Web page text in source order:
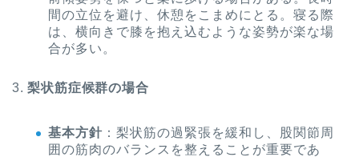
間の立位を避け、休憩をこまめにとる。寝る際
は、横向きで膝を抱え込むような姿勢が楽な場
合が多い。
3.梨状筋症候群の場合
基本方針 ：梨状筋の過緊張を緩和し、股関節周
囲の筋肉のバランスを整えることが重要であ